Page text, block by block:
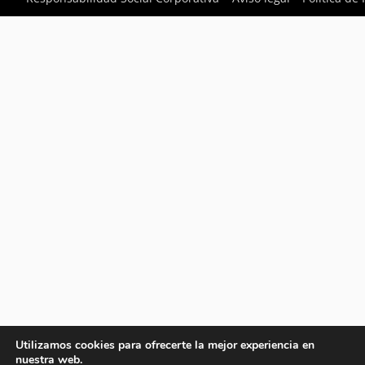
Utilizamos cookies para ofrecerte la mejor experiencia en
nuestra web.